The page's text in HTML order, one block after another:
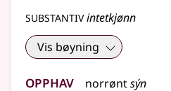
substantivintetkjønn
Vis bøyning
Opphav norrøntsýn